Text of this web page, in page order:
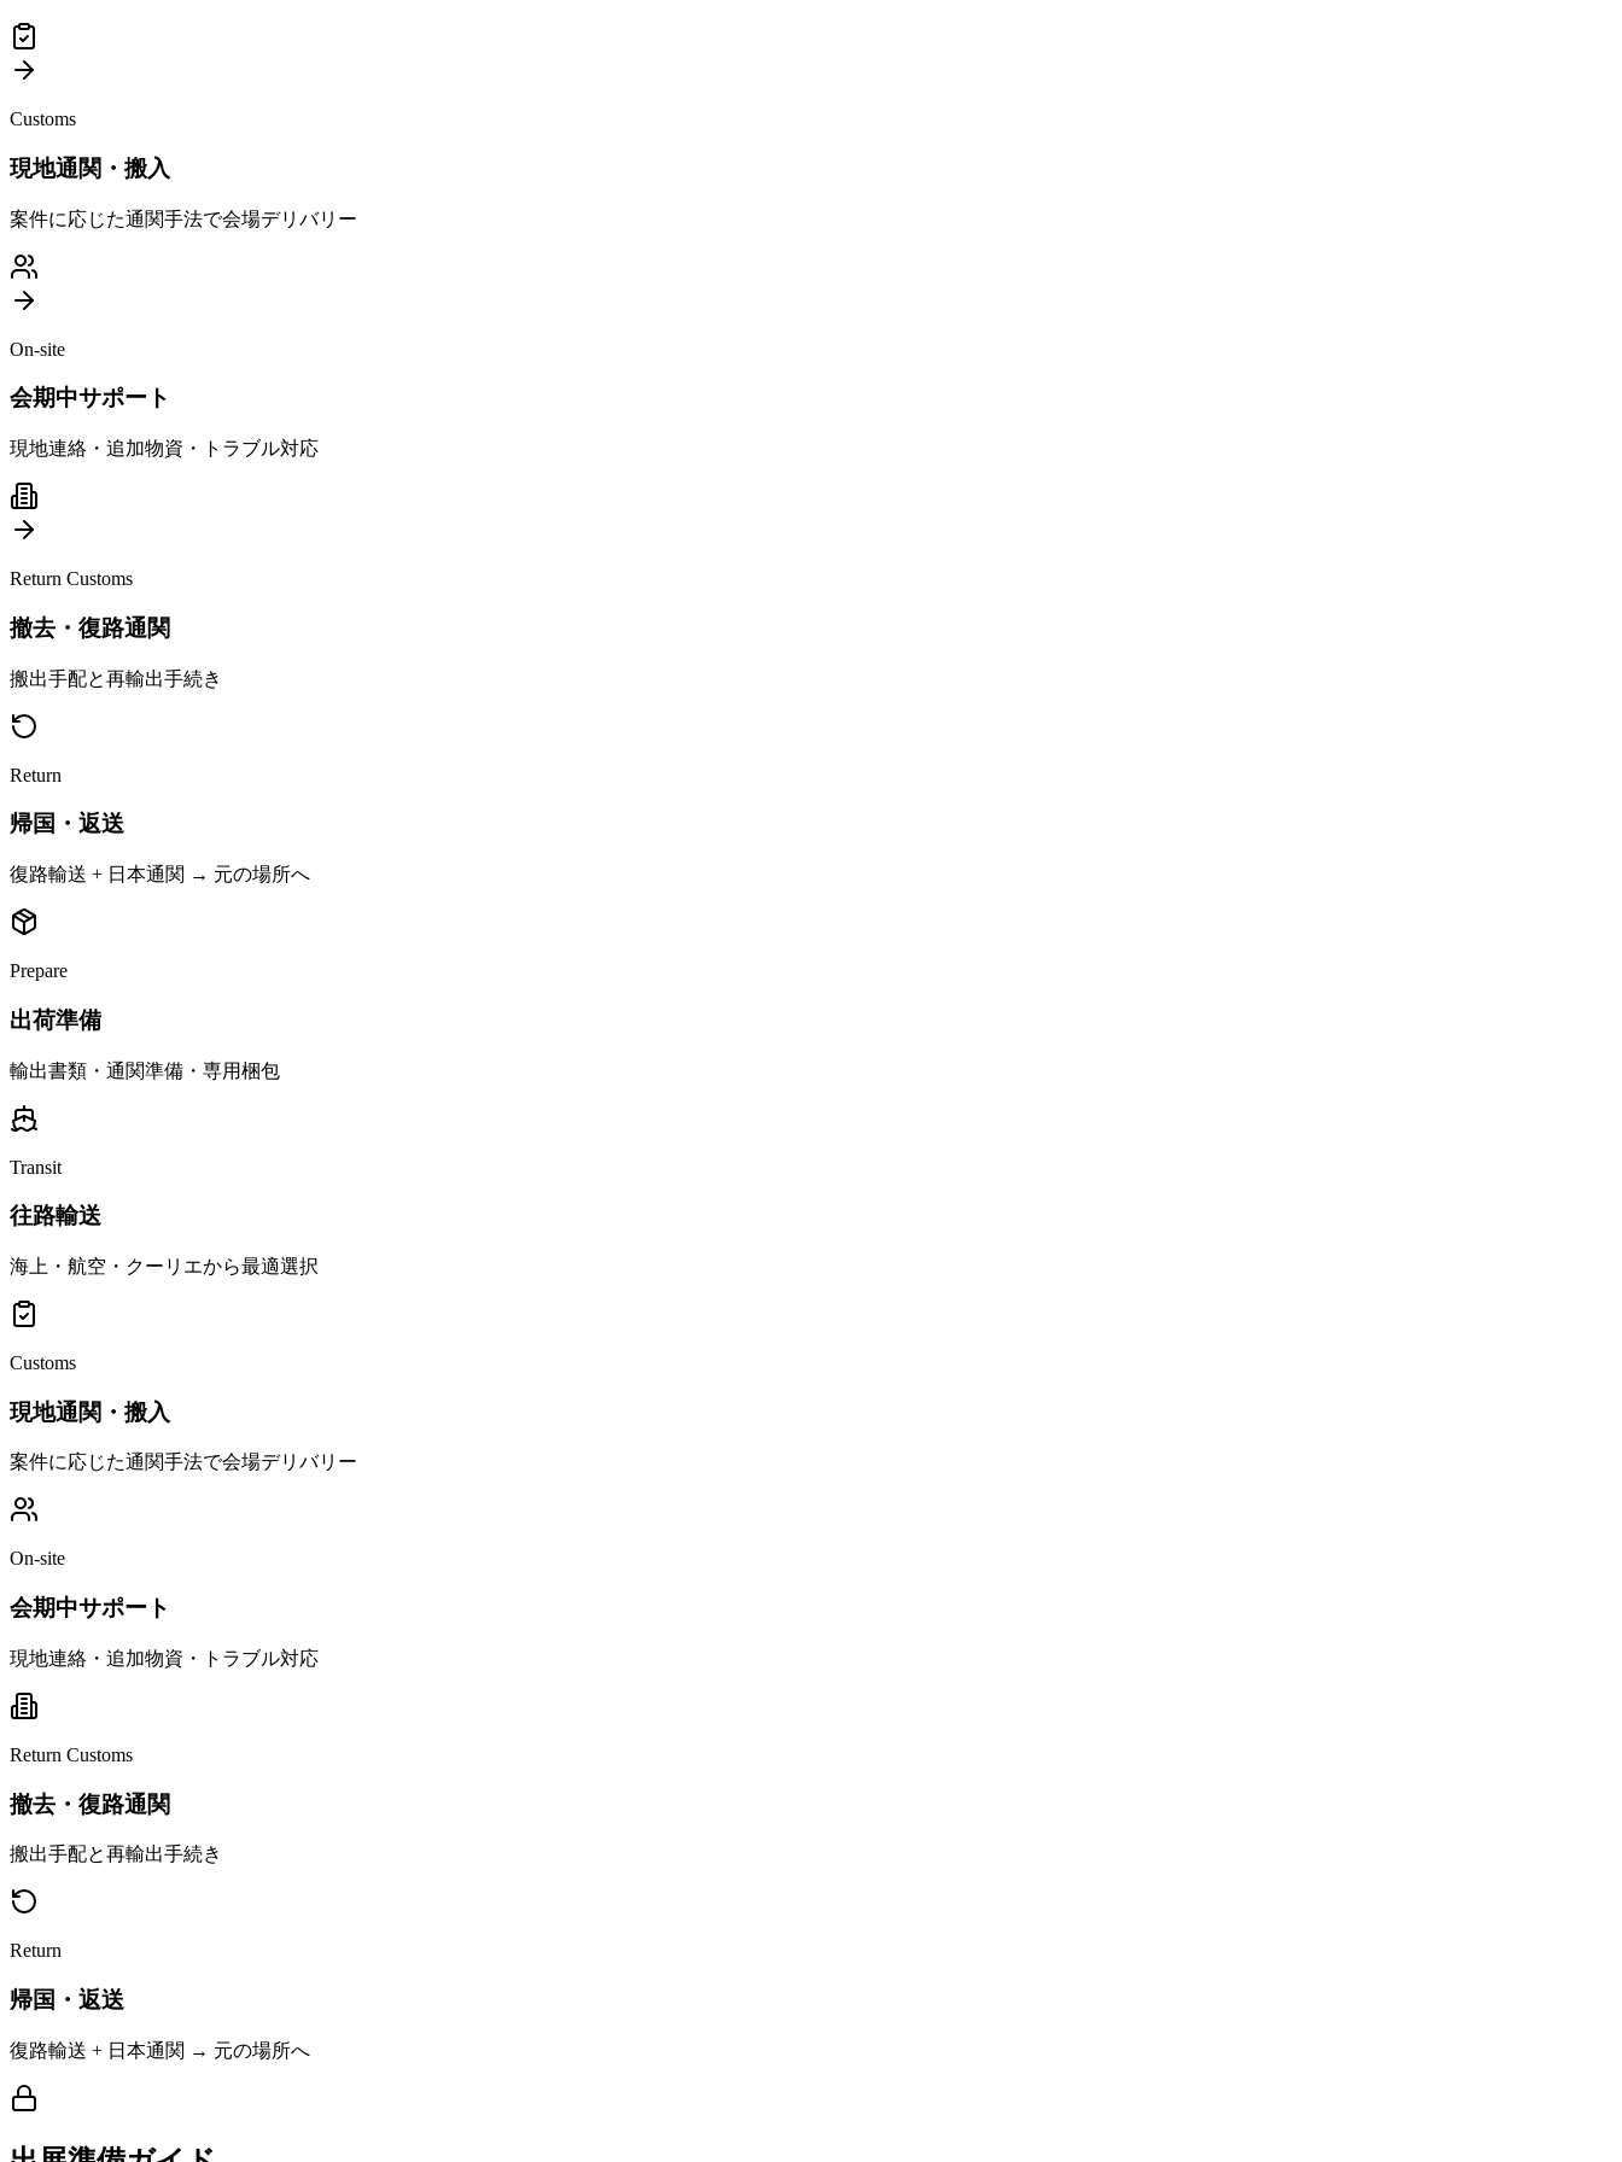
Customs
現地通関・搬入
案件に応じた通関手法で会場デリバリー
On-site
会期中サポート
現地連絡・追加物資・トラブル対応
Return Customs
撤去・復路通関
搬出手配と再輸出手続き
Return
帰国・返送
復路輸送 + 日本通関 → 元の場所へ
Prepare
出荷準備
輸出書類・通関準備・専用梱包
Transit
往路輸送
海上・航空・クーリエから最適選択
Customs
現地通関・搬入
案件に応じた通関手法で会場デリバリー
On-site
会期中サポート
現地連絡・追加物資・トラブル対応
Return Customs
撤去・復路通関
搬出手配と再輸出手続き
Return
帰国・返送
復路輸送 + 日本通関 → 元の場所へ